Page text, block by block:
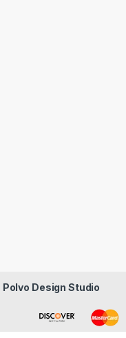
Polvo Design Studio